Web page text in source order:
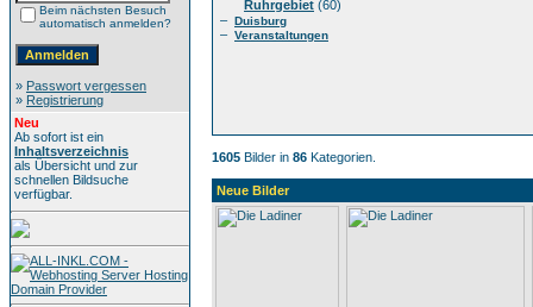
Beim nächsten Besuch
automatisch anmelden?
» Passwort vergessen
» Registrierung
Neu
Ab sofort ist ein
Inhaltsverzeichnis
als Übersicht und zur
schnellen Bildsuche
verfügbar.
Ruhrgebiet (60)
– Duisburg
– Veranstaltungen
1605 Bilder in 86 Kategorien.
Neue Bilder